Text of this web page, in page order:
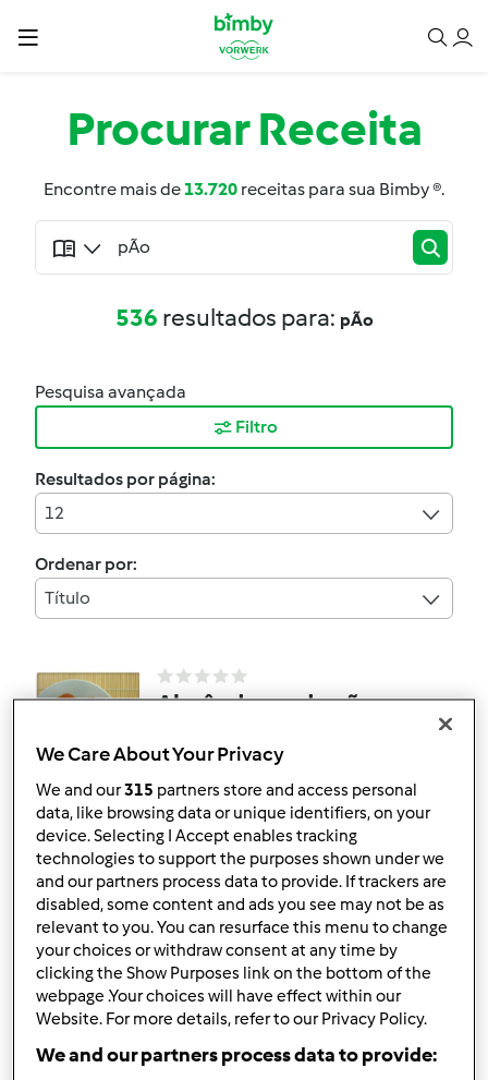
ProcurarReceita
Encontre mais de13.720 receitas para sua Bimby ®.
536 resultados para: pÃo
Pesquisa avançada
Filtro
Resultados por página:
12
Ordenar por:
Título
Almôndegas de pão
2 1 -- -- 20min
5.0(1)
Açorda de Pão e Alho
pordsintra
2 2 Fácil 6 22min
We Care About Your Privacy
We and our315 partners store and access personal
data, like browsing data or unique identifiers, on your
device. Selecting I Accept enables tracking
technologies to support the purposes shown under we
and our partners process data to provide. If trackers are
disabled, some content and ads you see may not be as
relevant to you. You can resurface this menu to change
your choices or withdraw consent at any time by
clicking the Show Purposes link on the bottom of the
webpage .Your choices will have effect within our
Website. For more details, refer to our Privacy Policy.
We and our partners process data to provide: